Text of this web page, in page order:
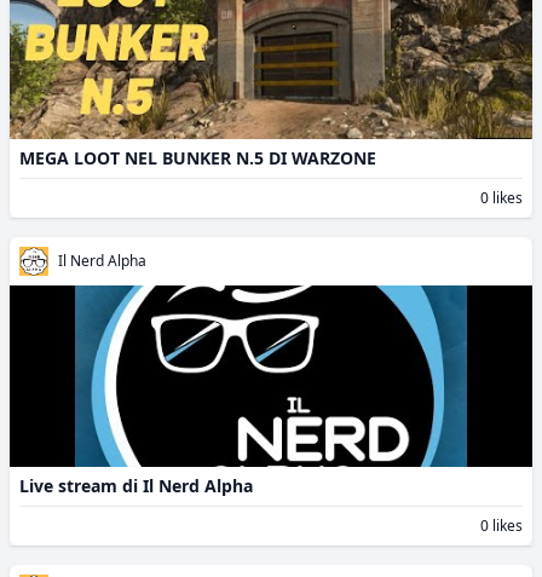
MEGA LOOT NEL BUNKER N.5 DI WARZONE
0 likes
Il Nerd Alpha
Live stream di Il Nerd Alpha
0 likes